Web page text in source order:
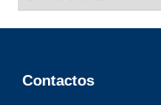
Contactos